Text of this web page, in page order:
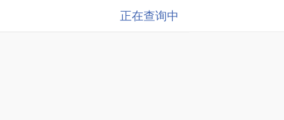
正在查询中